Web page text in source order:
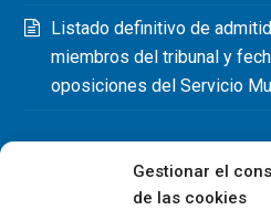
Gestionar el
de las cookies
Listado definitivo de
miembros del tribunal y
oposiciones del Servicio